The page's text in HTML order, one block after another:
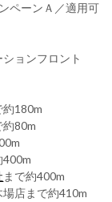
ペーンＡ／適用可
ョンフロント
180m
80m
400m
まで約400m
店まで約410m